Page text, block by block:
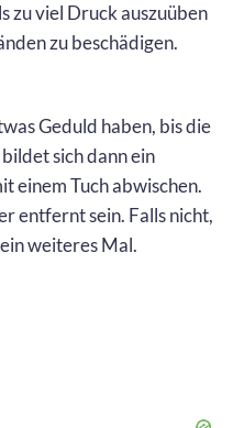
zu viel Druck auszuüben
zu beschädigen.
Geduld haben, bis die
sich dann ein
einem Tuch abwischen.
entfernt sein. Falls nicht,
weiteres Mal.